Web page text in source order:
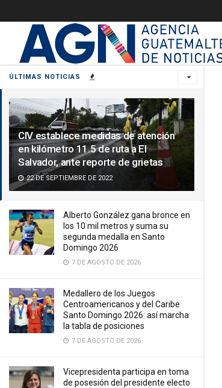
ÚLTIMAS NOTICIAS
CIV establece medidas de atención
en kilómetro 11.5 de ruta a El
Salvador, ante reporte de grietas
22 DE SEPTIEMBRE DE 2022
Alberto González gana bronce en
los 10 mil metros y suma su
segunda medalla en Santo
Domingo 2026
7 DE AGOSTO DE 2026
Medallero de los Juegos
Centroamericanos y del Caribe
Santo Domingo 2026: así marcha
la tabla de posiciones
7 DE AGOSTO DE 2026
Vicepresidenta participa en toma
de posesión del presidente electo